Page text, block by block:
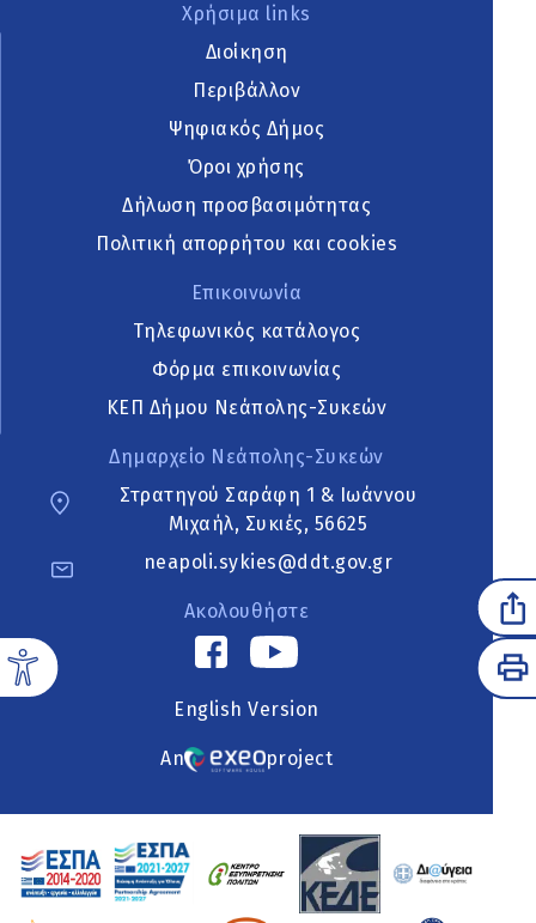
Χρήσιμα links
Διοίκηση
Περιβάλλον
Ψηφιακός Δήμος
Όροι χρήσης
Δήλωση προσβασιμότητας
Πολιτική απορρήτου και cookies
Επικοινωνία
Τηλεφωνικός κατάλογος
Φόρμα επικοινωνίας
ΚΕΠ Δήμου Νεάπολης-Συκεών
Δημαρχείο Νεάπολης-Συκεών
Στρατηγού Σαράφη 1 & Ιωάννου
Μιχαήλ, Συκιές, 56625
neapoli.sykies@ddt.gov.gr
Ακολουθήστε
English Version
An project